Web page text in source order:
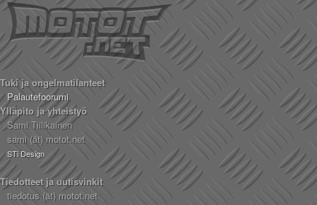
Tuki ja ongelmatilanteet
Palautefoorumi
Ylläpito ja yhteistyö
Sami Tiilikainen
sami (ät) motot.net
STi Design
Tiedotteet ja uutisvinkit
tiedotus (ät) motot.net